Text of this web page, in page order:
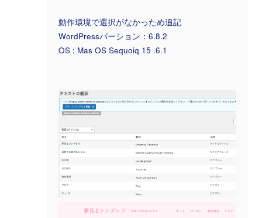
動作環境で選択がなかっため追記
WordPressバーション：6.8.2
OS : Mas OS Sequoiq 15 .6.1